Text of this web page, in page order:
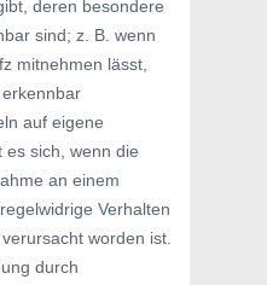
deren besondere
sind; z. B. wenn
mitnehmen lässt,
auf eigene
es sich, wenn die
an einem
Verhalten
worden ist.
durch